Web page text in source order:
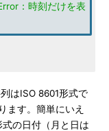
：時刻だけを表
はISO 8601形式で
ます。簡単にいえ
の日付（月と日は